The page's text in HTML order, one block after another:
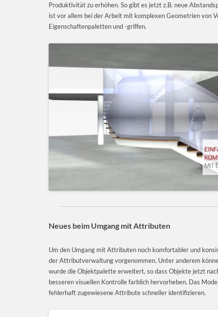
Produktivität zu erhöhen. So gibt es jetzt z.B. neue
ist vor allem bei der Arbeit mit komplexen Geometrien von
Eigenschaftenpaletten und -griffen.
Neues beim Umgang mit Attributen
Um den Umgang mit Attributen noch komfortabler und
der Attributverwaltung vorgenommen. Unter anderem
wurde die Objektpalette erweitert, so dass Objekte jetzt
besseren visuellen Kontrolle farblich hervorheben. Das
fehlerhaft zugewiesene Attribute schneller identifizieren.